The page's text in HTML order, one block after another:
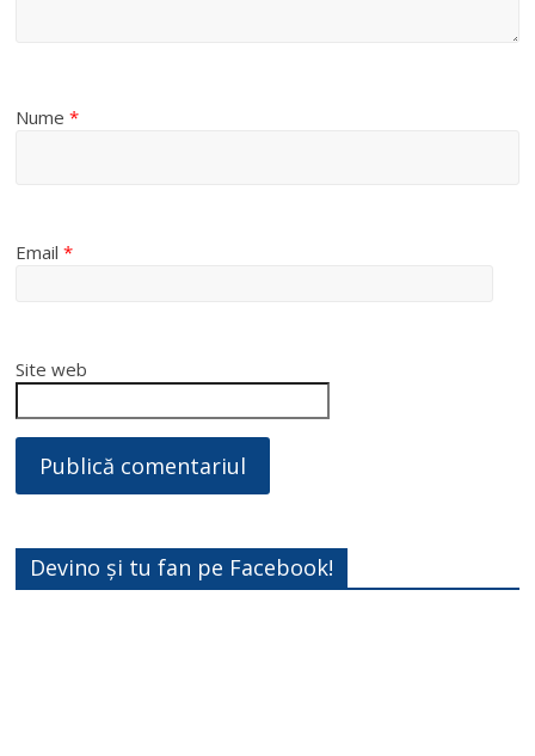
Nume*
Email*
Site web
Devino și tu fan pe Facebook!